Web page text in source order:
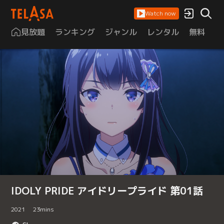
Watch now
見放題 ランキング ジャンル レンタル 無料
IDOLY PRIDE アイドリープライド 第01話
2021 23mins